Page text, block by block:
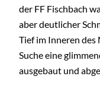
der FF Fischbach
aber deutlicher
Tief im Inneren
Suche eine
ausgebaut und